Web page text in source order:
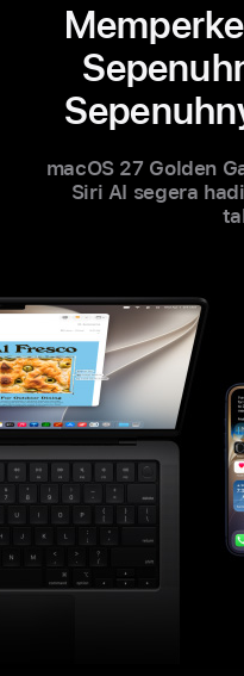
macOS 27 Golden
Siri AI segera